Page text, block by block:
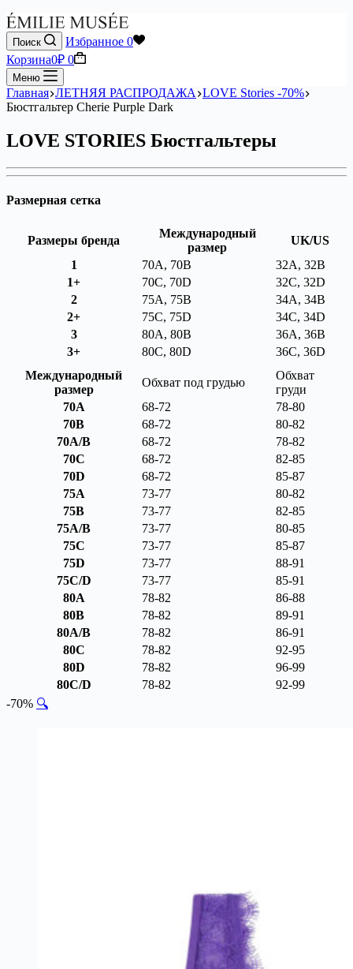
Поиск Избранное 0
Корзина0₽ 0
Меню
Главная ЛЕТНЯЯ РАСПРОДАЖА LOVE Stories -70%
Бюстгальтер Cherie Purple Dark
LOVE STORIES Бюстгальтеры
Размерная сетка
Размеры бренда
Международный
размер
UK/US
1
70A, 70B
32A, 32B
1+
70C, 70D
32C, 32D
2
75A, 75B
34A, 34B
2+
75C, 75D
34C, 34D
3
80A, 80B
36A, 36B
3+
80C, 80D
36C, 36D
Международный
размер
Обхват под грудью
Обхват
груди
70A
68-72
78-80
70B
68-72
80-82
70A/B
68-72
78-82
70C
68-72
82-85
70D
68-72
85-87
75A
73-77
80-82
75B
73-77
82-85
75A/B
73-77
80-85
75C
73-77
85-87
75D
73-77
88-91
75C/D
73-77
85-91
80A
78-82
86-88
80B
78-82
89-91
80A/B
78-82
86-91
80C
78-82
92-95
80D
78-82
96-99
80C/D
78-82
92-99
-70% 🔍